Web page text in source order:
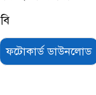
ফটোকার্ড ডাউনলোড